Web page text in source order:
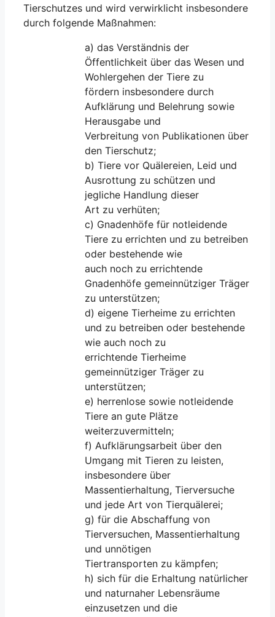
Tierschutzes und wird verwirklicht insbesondere
durch folgende Maßnahmen:
a) das Verständnis der
Öffentlichkeit über das Wesen und
Wohlergehen der Tiere zu
fördern insbesondere durch
Aufklärung und Belehrung sowie
Herausgabe und
Verbreitung von Publikationen über
den Tierschutz;
b) Tiere vor Quälereien, Leid und
Ausrottung zu schützen und
jegliche Handlung dieser
Art zu verhüten;
c) Gnadenhöfe für notleidende
Tiere zu errichten und zu betreiben
oder bestehende wie
auch noch zu errichtende
Gnadenhöfe gemeinnütziger Träger
zu unterstützen;
d) eigene Tierheime zu errichten
und zu betreiben oder bestehende
wie auch noch zu
errichtende Tierheime
gemeinnütziger Träger zu
unterstützen;
e) herrenlose sowie notleidende
Tiere an gute Plätze
weiterzuvermitteln;
f) Aufklärungsarbeit über den
Umgang mit Tieren zu leisten,
insbesondere über
Massentierhaltung, Tierversuche
und jede Art von Tierquälerei;
g) für die Abschaffung von
Tierversuchen, Massentierhaltung
und unnötigen
Tiertransporten zu kämpfen;
h) sich für die Erhaltung natürlicher
und naturnaher Lebensräume
einzusetzen und die